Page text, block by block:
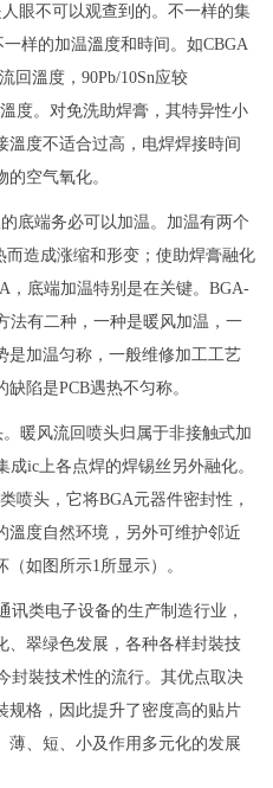
眼不可以观查到的。不一样的集
样的加温溫度和時间。如CBGA
回溫度，90Pb/10Sn应较
度。对免洗助焊膏，其特异性小
溫度不适合过高，电焊焊接時间
空气氧化。
底端务必可以加温。加温有两个
而造成涨缩和形变；使助焊膏融化
，底端加温特别是在关键。BGA-
法有二种，一种是暖风加温，一
是加温匀称，一般维修加工工艺
陷是PCB遇热不匀称。
暖风流回喷头归属于非接触式加
ic上各点焊的焊锡丝另外融化。
喷头，它将BGA元器件密封性，
溫度自然环境，另外可维护邻近
如图所示1所显示）。
讯类电子设备的生产制造行业，
、翠绿色发展，各种各样封裝技
封裝技术性的流行。其优点取决
规格，因此提升了密度高的贴片
薄、短、小及作用多元化的发展